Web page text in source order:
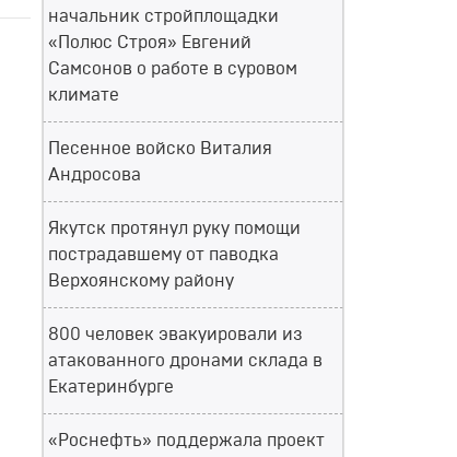
начальник стройплощадки
«Полюс Строя» Евгений
Самсонов о работе в суровом
климате
Песенное войско Виталия
Андросова
Якутск протянул руку помощи
пострадавшему от паводка
Верхоянскому району
800 человек эвакуировали из
атакованного дронами склада в
Екатеринбурге
«Роснефть» поддержала проект